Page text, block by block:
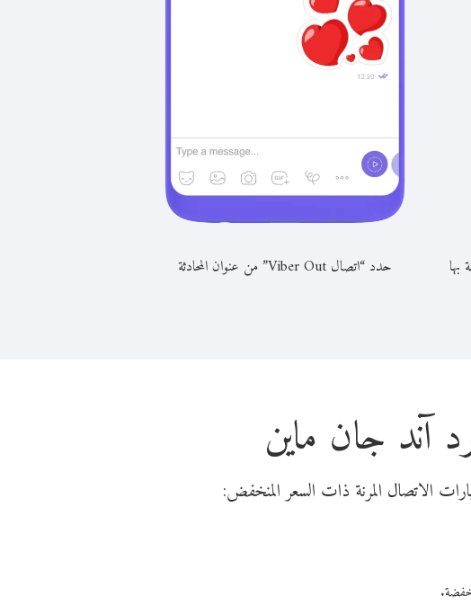
حدد “اتصال Viber Out” من عنوان المحادثة
آند جان ماين